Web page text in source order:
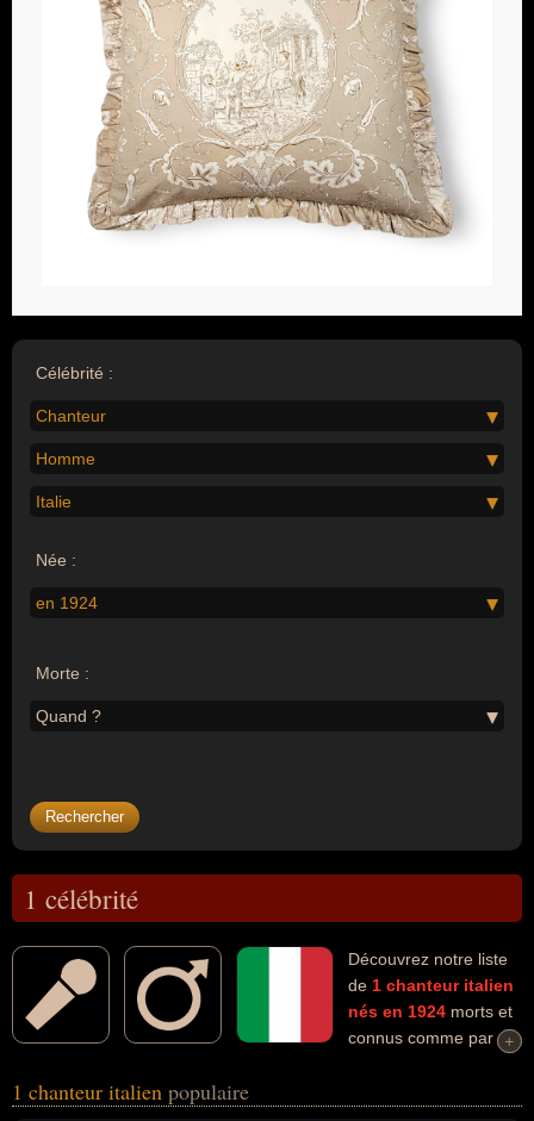
Célébrité :
Chanteur
Homme
Italie
Née :
en 1924
Morte :
Quand ?
1 célébrité
Découvrez notre liste
de 1 chanteur italien
nés en 1924 morts et
connus comme par
peuvent avoir des liens variés dans les domaines de l'art ou de la
+
+
1 chanteur italien populaire